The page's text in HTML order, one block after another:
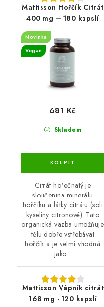
Mattisson Hořčík Citrát
400 mg – 180 kapslí
Novinka
Vegan
Skladem
681 Kč
Citrát hořečnatý je
sloučenina minerálu
hořčíku a látky citrátu (soli
kyseliny citronové). Tato
organická vazba umožňuje
tělu dobře vstřebávat
hořčík a je velmi vhodná
jako...
Mattisson Vápník citrát
168 mg - 120 kapslí